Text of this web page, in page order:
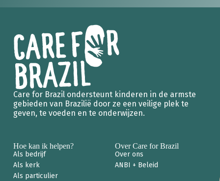
Care for Brazil ondersteunt kinderen in de armste
gebieden van Brazilië door ze een veilige plek te
geven, te voeden en te onderwijzen.
Hoe kan ik helpen?
Als bedrijf
Als kerk
Als particulier
Over Care for Brazil
Over ons
ANBI + Beleid